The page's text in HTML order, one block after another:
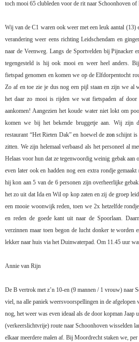
toch mooi 65 clubleden voor de rit naar Schoonhoven
Wij van de C1 waren ook weer met een leuk aantal (13)
verandering weer eens richting Leidschendam en
naar de Veenweg. Langs de Sportvelden bij Pijnacker
tegengesteld is hij ook mooi en weer heel anders.
fietspad genomen en komen we op de Elfdorpentocht
Zo af en toe zie je dus nog een pijl staan en zijn we al
het daar zo mooi is rijden we wat fietspaden af
aankomen! Aangezien het koude water niet lokt om
komen we bij het bekende bruggetje aan. Wij zijn
restaurant “Het Rieten Dak” en hoewel de zonschijnt is
zitten. We zijn helemaal verbaasd als het personeel al
Helaas voor hun dat ze tegenwoordig weinig gebak
even later ook en hadden nog een extra rondje
hij kon aan 5 van de 6 personen zijn overheerlijke
het zo uit dat Ida en Wil op kop zaten en zij de groep
een mooie woonwijk reden, toen we 2x hetzelfde
en reden de goede kant uit naar de Spoorlaan.
verzinnen maar toen begon de lucht donker te worden
lekker naar huis via het Duinwaterpad. Om 11.45 uur
Annie van Rijn
De B vertrok met z’n 10-en (9 mannen / 1 vrouw) naar
viel, na alle paniek weersvoorspellingen in de afgelopen
nog, het weer was even ideaal als de door kopman Jaap
(verkeerslichtvrije) route naar Schoonhoven wisselden
elkaar meerdere malen af. Bij Moordrecht staken we,